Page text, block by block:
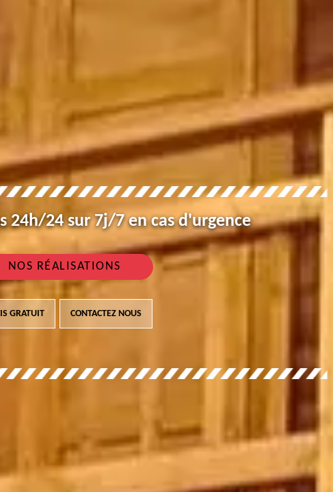
24h/24 sur 7j/7 en cas d'urgence
NOS RÉALISATIONS
GRATUIT CONTACTEZ NOUS